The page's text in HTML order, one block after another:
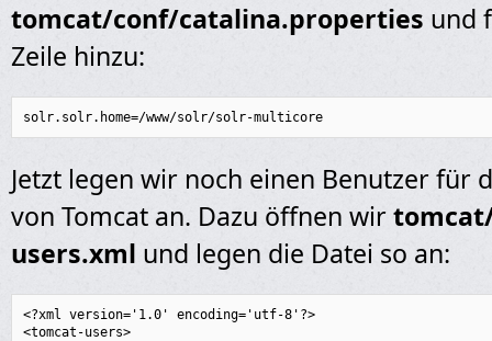
tomcat/conf/catalina.properties und
Zeile hinzu:
solr.solr.home=/www/solr/solr-multicore
Jetzt legen wir noch einen Benutzer für
von Tomcat an. Dazu öffnen wir
users.xml und legen die Datei so an:
<?xml version='1.0' encoding='utf-8'?>
<tomcat-users>